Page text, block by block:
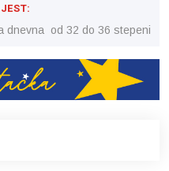
dnevna od 32 do 36 stepeni